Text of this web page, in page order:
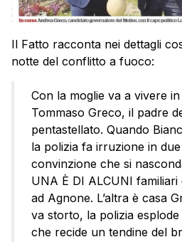
Il Fatto racconta nei dettagli
notte del conflitto a fuoco:
Con la moglie va a vivere
Tommaso Greco, il padre
pentastellato. Quando
la polizia fa irruzione in
convinzione che si
UNA È DI ALCUNI familiari
ad Agnone. L’altra è casa
va storto, la polizia
che recide un tendine del